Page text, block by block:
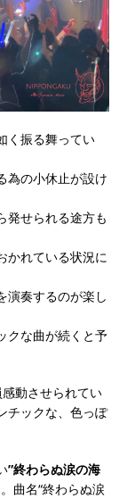
く振る舞ってい
為の小休止が設け
発せられる途方も
かれている状況に
演奏するのが楽し
クな曲が続くと予
動させられてい
チックな、色っぽ
”終わらぬ涙の海
曲名“終わらぬ涙